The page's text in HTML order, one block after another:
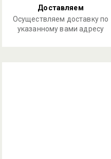
Доставляем
Осуществляем доставку по
указанному вами адресу